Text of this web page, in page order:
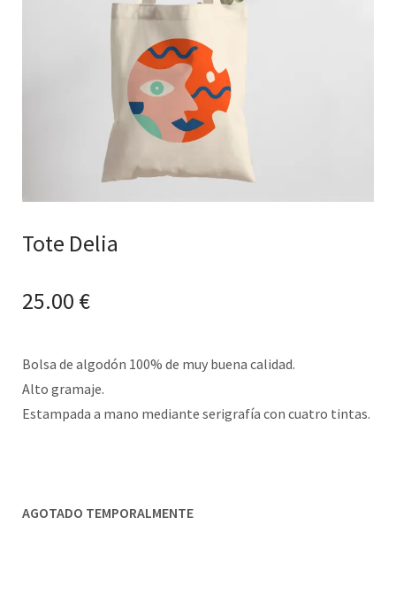
Tote Delia
25.00 €
Bolsa de algodón 100% de muy buena calidad.
Alto gramaje.
Estampada a mano mediante serigrafía con cuatro tintas.
AGOTADO TEMPORALMENTE